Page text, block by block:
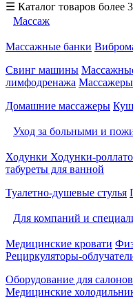
☰ Каталог товаров более
Массаж
Массажные банки
Свинг машины
лимфодренажа
Домашние массажеры
Уход за больными и
Ходунки Ходунки-
табуреты для ванной
Туалетно-душевые стулья
Для компаний и
Медицинские кровати
Рециркуляторы-
Оборудование для
Медицинские